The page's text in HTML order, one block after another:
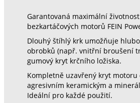
Garantovaná maximální
bezkartáčových motorů FEIN
Dlouhý štíhlý krk umožňuje
obrobků (např. vnitřní broušení
gumový kryt krčního ložiska.
Kompletně uzavřený kryt
agresivním keramickým a
Ideální pro každé použití.